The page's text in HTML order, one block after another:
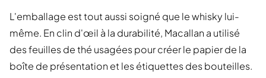
L'emballage est tout aussi soigné que le whisky lui-
même. En clin d'œil à la durabilité, Macallan a utilisé
des feuilles de thé usagées pour créer le papier de la
boîte de présentation et les étiquettes des bouteilles.